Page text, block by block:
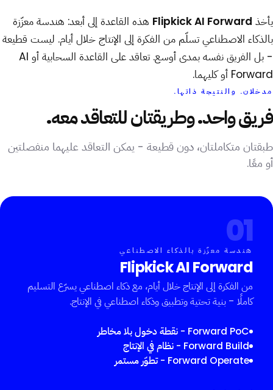
يأخذ Flipkick AI Forward هذه القاعدة إلى أبعد: هندسة معزّزة
بالذكاء الاصطناعي تسلّم من الفكرة إلى الإنتاج خلال أيام. ليست قطيعة
- بل الفريق نفسه بمدى أوسع. تعاقد على القاعدة السحابية أو AI
Forward أو كليهما.
مدخلان. والنتيجة ذاتها.
فريق واحد.وطريقتان للتعاقد معه.
طبقتان متكاملتان، دون قطيعة - يمكن التعاقد عليهما منفصلتين
أو معًا.
01
هندسة معزّزة بالذكاء الاصطناعي
Flipkick AI Forward
من الفكرة إلى الإنتاج خلال أيام، مع ذكاء اصطناعي يسرّع التسليم
كاملًا - بنية تحتية وتطبيق وذكاء اصطناعي في الإنتاج.
Forward PoC - نقطة دخول بلا مخاطر
Forward Build - نظام في الإنتاج
Forward Operate - تطوّر مستمر